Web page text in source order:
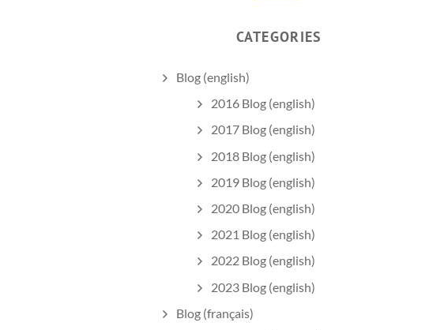
CATEGORIES
Blog (english)
2016 Blog (english)
2017 Blog (english)
2018 Blog (english)
2019 Blog (english)
2020 Blog (english)
2021 Blog (english)
2022 Blog (english)
2023 Blog (english)
Blog (français)